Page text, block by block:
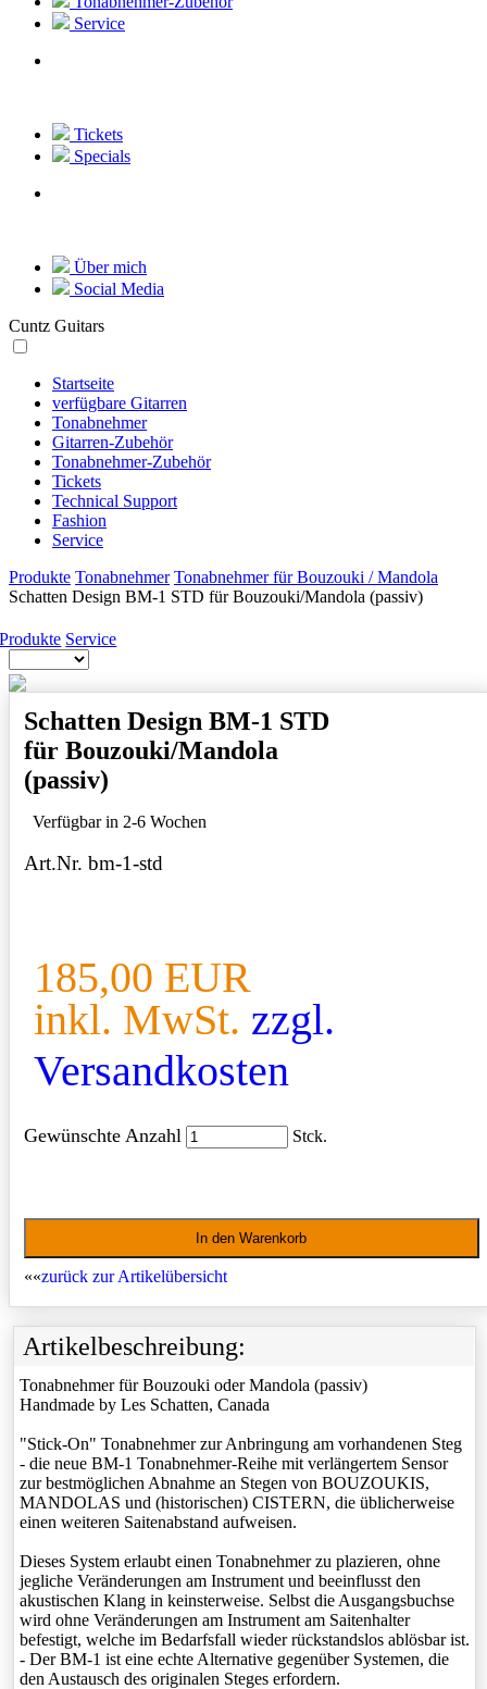
Service
Tickets
Specials
Über mich
Social Media
Cuntz Guitars
Startseite
verfügbare Gitarren
Tonabnehmer
Gitarren-Zubehör
Tonabnehmer-Zubehör
Tickets
Technical Support
Fashion
Service
Produkte Tonabnehmer Tonabnehmer für Bouzouki / Mandola
Schatten Design BM-1 STD für Bouzouki/Mandola (passiv)
Produkte Service
Schatten Design BM-1 STD
für Bouzouki/Mandola
(passiv)
Verfügbar in 2-6 Wochen
Art.Nr. bm-1-std
185,00 EUR
inkl. MwSt. zzgl.
Versandkosten
Gewünschte Anzahl Stck.
««zurück zur Artikelübersicht
Artikelbeschreibung:
Tonabnehmer für Bouzouki oder Mandola (passiv)
Handmade by Les Schatten, Canada
"Stick-On" Tonabnehmer zur Anbringung am vorhandenen Steg
- die neue BM-1 Tonabnehmer-Reihe mit verlängertem Sensor
zur bestmöglichen Abnahme an Stegen von BOUZOUKIS,
MANDOLAS und (historischen) CISTERN, die üblicherweise
einen weiteren Saitenabstand aufweisen.
Dieses System erlaubt einen Tonabnehmer zu plazieren, ohne
jegliche Veränderungen am Instrument und beeinflusst den
akustischen Klang in keinsterweise. Selbst die Ausgangsbuchse
wird ohne Veränderungen am Instrument am Saitenhalter
befestigt, welche im Bedarfsfall wieder rückstandslos ablösbar ist.
- Der BM-1 ist eine echte Alternative gegenüber Systemen, die
den Austausch des originalen Steges erfordern.